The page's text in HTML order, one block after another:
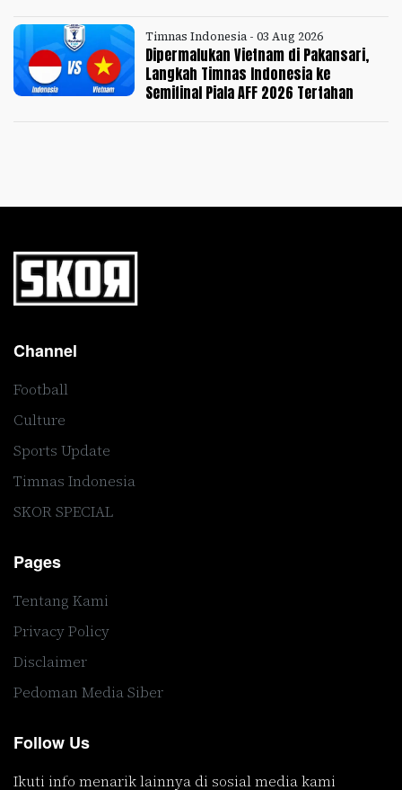
Timnas Indonesia - 03 Aug 2026
Dipermalukan Vietnam di Pakansari,
Langkah Timnas Indonesia ke
Semifinal Piala AFF 2026 Tertahan
Channel
Football
Culture
Sports Update
Timnas Indonesia
SKOR SPECIAL
Pages
Tentang Kami
Privacy Policy
Disclaimer
Pedoman Media Siber
Follow Us
Ikuti info menarik lainnya di sosial media kami